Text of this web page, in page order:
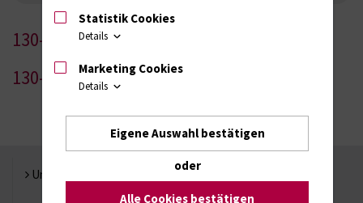
130-1
130-2
Universität Rostock
Statistik Cookies
Details
Marketing Cookies
Details
Eigene Auswahl bestätigen
oder
Alle Cookies bestätigen